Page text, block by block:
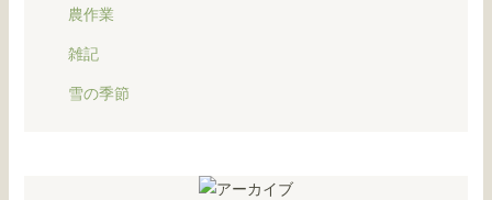
農作業
雑記
雪の季節